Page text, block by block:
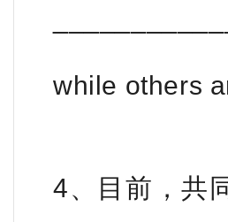
while others
4、目前，共